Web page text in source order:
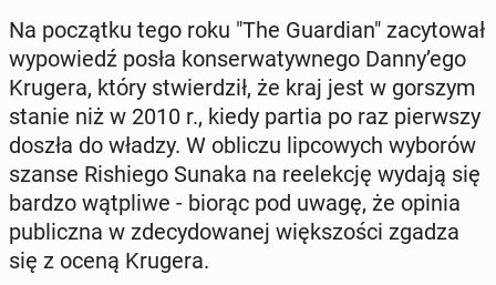
Na po­cząt­ku tego roku "The Gu­ar­dian" za­cy­to­wał
wy­po­wiedź posła kon­ser­wa­tyw­ne­go Danny’ego
Krugera, który stwier­dził, że kraj jest w gorszym
stanie niż w 2010 r., kiedy partia po raz pierw­szy
doszła do władzy. W obliczu lip­co­wych wyborów
szanse Ri­shie­go Sunaka na re­elek­cję wydają się
bardzo wąt­pli­we - biorąc pod uwagę, że opinia
pu­blicz­na w zde­cy­do­wa­nej więk­szo­ści zgadza
się z oceną Krugera.